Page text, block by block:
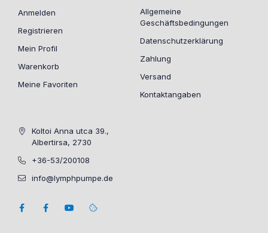
Anmelden
Registrieren
Mein Profil
Warenkorb
Meine Favoriten
Allgemeine
Geschäftsbedingungen
Datenschutzerklärung
Zahlung
Versand
Kontaktangaben
Koltoi Anna utca 39.,
Albertirsa, 2730
+36-53/200108
info@lymphpumpe.de